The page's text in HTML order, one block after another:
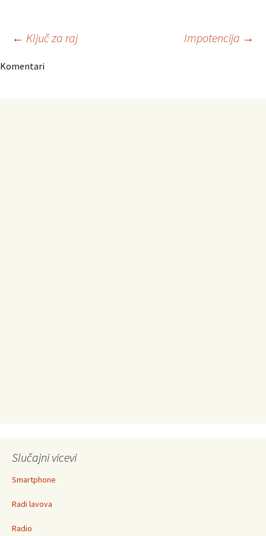
Navigacija
← Ključ za raj Impotencija →
Komentari
Slučajni vicevi
Smartphone
Radi lavova
Radio